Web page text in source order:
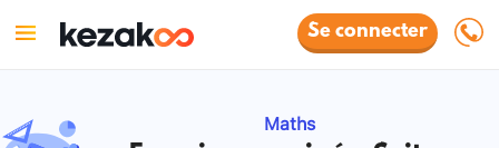
Se connecter
Maths